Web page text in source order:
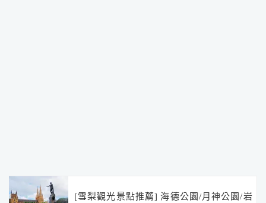
[雪梨觀光景點推薦] 海德公園/月神公園/岩